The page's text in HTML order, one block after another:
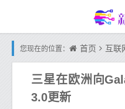
您现在的位置： 首页 互联
三星在欧洲向
3.0更新